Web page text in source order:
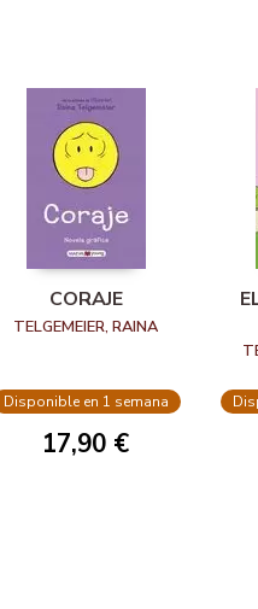
CORAJE
TELGEMEIER, RAINA
Disponible en 1 semana
17,90 €